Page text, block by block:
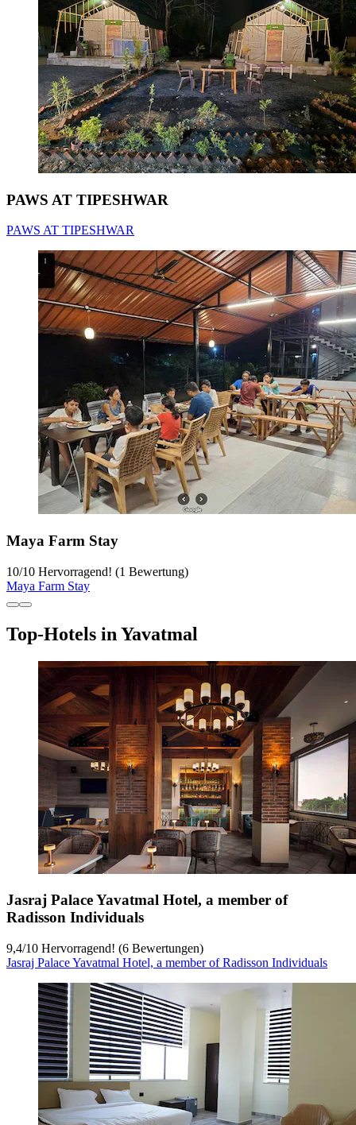
PAWS AT TIPESHWAR
PAWS AT TIPESHWAR
Maya Farm Stay
10/10 Hervorragend! (1 Bewertung)
Maya Farm Stay
Top-Hotels in Yavatmal
Jasraj Palace Yavatmal Hotel, a member of
Radisson Individuals
9,4/10 Hervorragend! (6 Bewertungen)
Jasraj Palace Yavatmal Hotel, a member of Radisson Individuals